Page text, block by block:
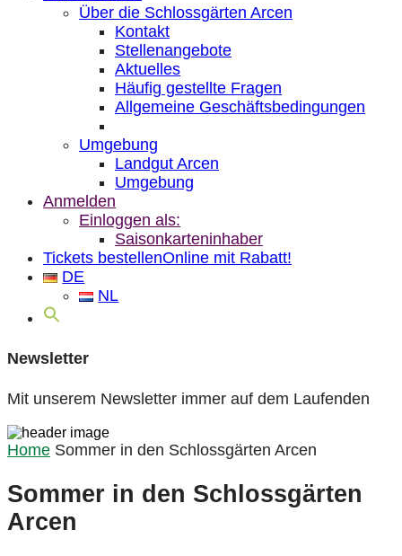
Über die Schlossgärten Arcen
Kontakt
Stellenangebote
Aktuelles
Häufig gestellte Fragen
Allgemeine Geschäftsbedingungen
Umgebung
Landgut Arcen
Umgebung
Anmelden
Einloggen als:
Saisonkarteninhaber
Tickets bestellenOnline mit Rabatt!
DE
NL
Newsletter
Mit unserem Newsletter immer auf dem Laufenden
Home Sommer in den Schlossgärten Arcen
Sommer in den Schlossgärten
Arcen